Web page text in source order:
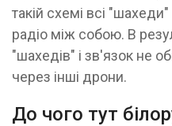
такій схемі всі
радіо між собою. В
"шахедів" і зв'язок не
через інші дрони.
До чого тут